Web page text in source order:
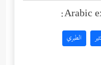
Arabic
الطبري